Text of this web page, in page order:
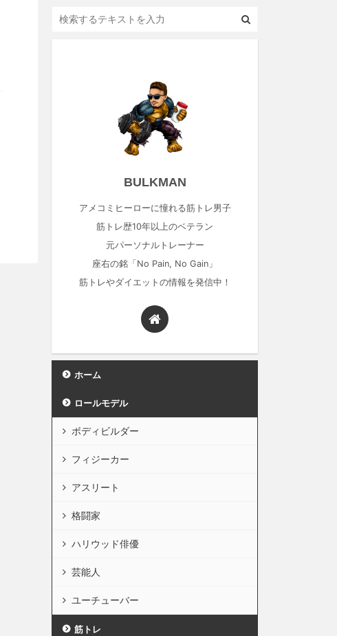
BULKMAN
アメコミヒーローに憧れる筋トレ男子
筋トレ歴10年以上のベテラン
元パーソナルトレーナー
座右の銘「No Pain, No Gain」
筋トレやダイエットの情報を発信中！
ホーム
ロールモデル
ボディビルダー
フィジーカー
アスリート
格闘家
ハリウッド俳優
芸能人
ユーチューバー
筋トレ